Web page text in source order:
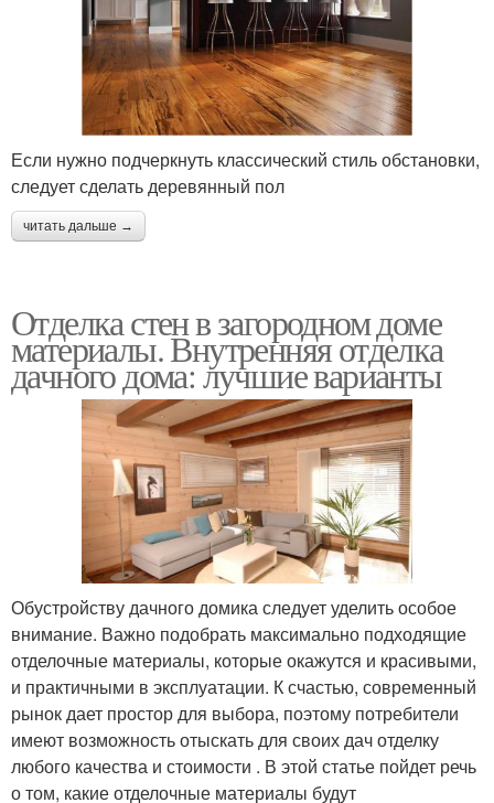
Если нужно подчеркнуть классический стиль обстановки,
следует сделать деревянный пол
читать дальше →
Отделка стен в загородном доме
материалы. Внутренняя отделка
дачного дома: лучшие варианты
Обустройству дачного домика следует уделить особое
внимание. Важно подобрать максимально подходящие
отделочные материалы, которые окажутся и красивыми,
и практичными в эксплуатации. К счастью, современный
рынок дает простор для выбора, поэтому потребители
имеют возможность отыскать для своих дач отделку
любого качества и стоимости . В этой статье пойдет речь
о том, какие отделочные материалы будут